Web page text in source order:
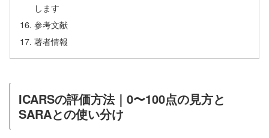
します
参考文献
著者情報
ICARSの評価方法｜0〜100点の見方と
SARAとの使い分け